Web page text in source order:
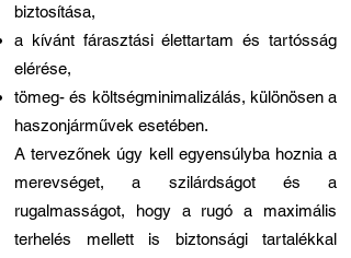
biztosítása,
a kívánt fárasztási élettartam és tartósság
elérése,
tömeg- és költségminimalizálás, különösen a
haszonjárművek esetében.
A tervezőnek úgy kell egyensúlyba hoznia a
merevséget, a szilárdságot és a
rugalmasságot, hogy a rugó a maximális
terhelés mellett is biztonsági tartalékkal